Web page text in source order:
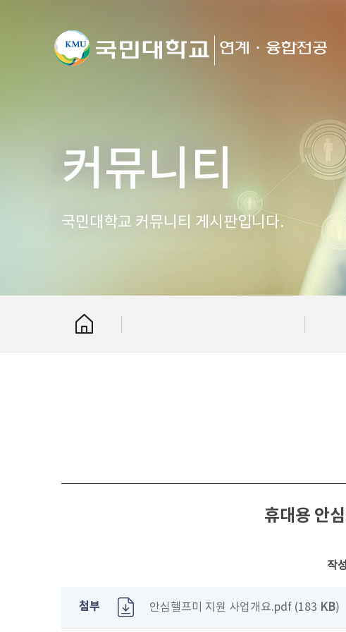
커뮤니티
국민대학교 커뮤니티 게시판입니다.
휴대용 안
작
첨부 안심헬프미 지원 사업개요.pdf (183 KB)